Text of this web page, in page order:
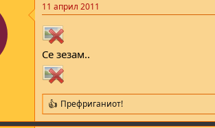
11 април 2011
Се зезам..
R
e
Префриганиот!